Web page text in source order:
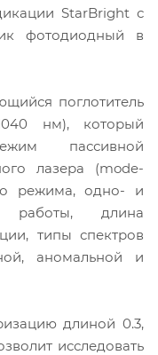
StarBright с
фотодиодный в
поглотитель
нм), который
пассивной
лазера (mode-
режима, одно- и
работы, длина
типы спектров
аномальной и
длиной 0.3,
исследовать